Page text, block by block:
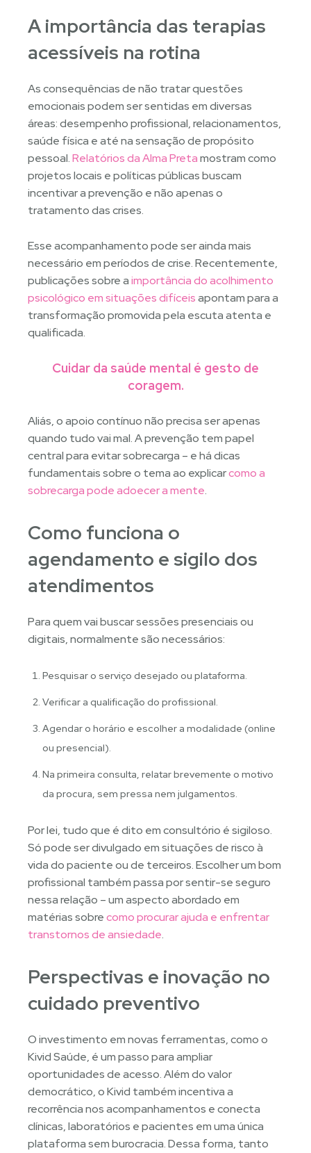
A importância das terapias
acessíveis na rotina
As consequências de não tratar questões
emocionais podem ser sentidas em diversas
áreas: desempenho profissional, relacionamentos,
saúde física e até na sensação de propósito
pessoal.Relatórios da Alma Pretamostram como
projetos locais e políticas públicas buscam
incentivar a prevenção e não apenas o
tratamento das crises.
Esse acompanhamento pode ser ainda mais
necessário em períodos de crise. Recentemente,
publicações sobre aimportância do acolhimento
psicológico em situações difíceisapontam para a
transformação promovida pela escuta atenta e
qualificada.
Cuidar da saúde mental é gesto de
coragem.
Aliás, o apoio contínuo não precisa ser apenas
quando tudo vai mal. A prevenção tem papel
central para evitar sobrecarga – e há dicas
fundamentais sobre o tema ao explicarcomo a
sobrecarga pode adoecer a mente.
Como funciona o
agendamento e sigilo dos
atendimentos
Para quem vai buscar sessões presenciais ou
digitais, normalmente são necessários:
Pesquisar o serviço desejado ou plataforma.
Verificar a qualificação do profissional.
Agendar o horário e escolher a modalidade (online
ou presencial).
Na primeira consulta, relatar brevemente o motivo
da procura, sem pressa nem julgamentos.
Por lei, tudo que é dito em consultório é sigiloso.
Só pode ser divulgado em situações de risco à
vida do paciente ou de terceiros. Escolher um bom
profissional também passa por sentir-se seguro
nessa relação – um aspecto abordado em
matérias sobrecomo procurar ajuda e enfrentar
transtornos de ansiedade.
Perspectivas e inovação no
cuidado preventivo
O investimento em novas ferramentas, como o
Kivid Saúde, é um passo para ampliar
oportunidades de acesso. Além do valor
democrático, o Kivid também incentiva a
recorrência nos acompanhamentos e conecta
clínicas, laboratórios e pacientes em uma única
plataforma sem burocracia. Dessa forma, tanto